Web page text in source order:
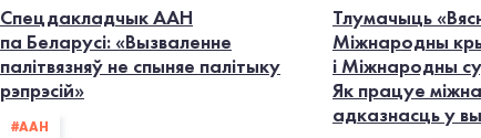
Спецдакладчык ААН
па Беларусі: «Вызваленне
палітвязняў не спыняе палітыку
рэпрэсій»
#ААН
Тлумачыць
Міжнародны
і Міжнародны
Як працуе
адказнасць у